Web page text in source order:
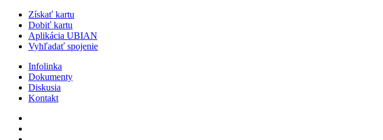
Získať kartu
Dobiť kartu
Aplikácia UBIAN
Vyhľadať spojenie
Infolinka
Dokumenty
Diskusia
Kontakt